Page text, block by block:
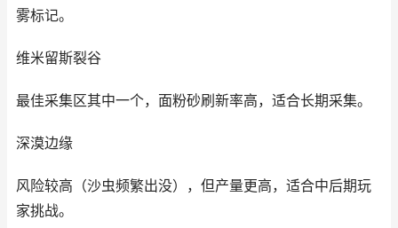
雾标记。
维米留斯裂谷
最佳采集区其中一个，面粉砂刷新率高，适合长期采集。
深漠边缘
风险较高（沙虫频繁出没），但产量更高，适合中后期玩
家挑战。